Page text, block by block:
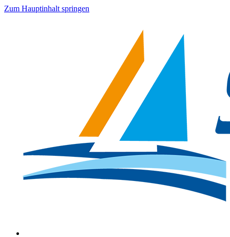
Zum Hauptinhalt springen